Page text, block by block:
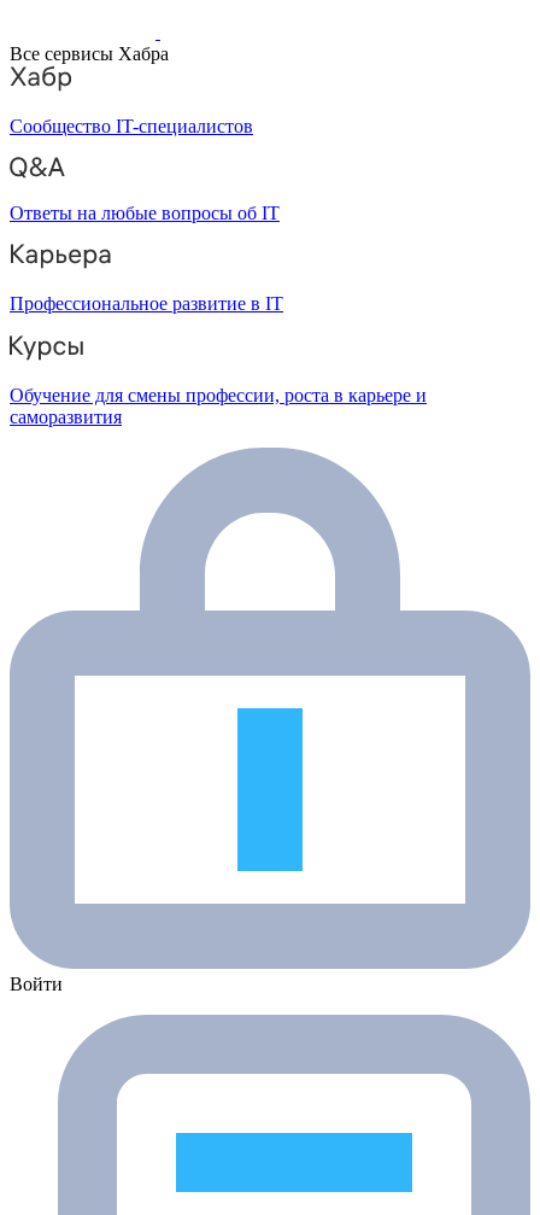
Все сервисы Хабра
Сообщество IT-специалистов
Ответы на любые вопросы об IT
Профессиональное развитие в IT
Обучение для смены профессии, роста в карьере и
саморазвития
Войти